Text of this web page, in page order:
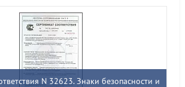
N 32623. Знаки безопасности и